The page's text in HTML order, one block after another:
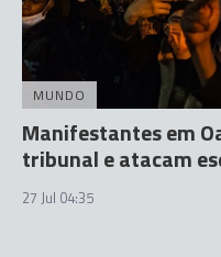
MUNDO
Manifestantes em
tribunal e atacam
27 Jul 04:35